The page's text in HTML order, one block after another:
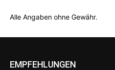
Alle Angaben ohne Gewähr.
EMPFEHLUNGEN